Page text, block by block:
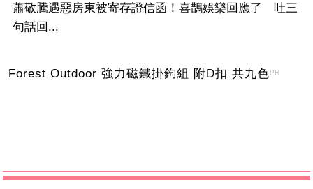
蕭敬騰遇惡房東被寄存證信函！喜鵲娛樂回應了 吐三
句話回...
Forest Outdoor 強力磁鐵掛鉤組 附D扣 共九色PR